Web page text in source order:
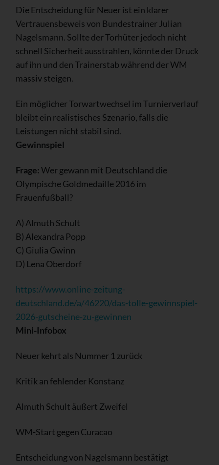
Die Entscheidung für Neuer ist ein klarer
Vertrauensbeweis von Bundestrainer Julian
Nagelsmann. Sollte der Torhüter jedoch nicht
schnell Sicherheit ausstrahlen, könnte der Druck
auf ihn und den Trainerstab während der WM
massiv steigen.
Ein möglicher Torwartwechsel im Turnierverlauf
bleibt ein realistisches Szenario, falls die
Leistungen nicht stabil sind.
Gewinnspiel
Frage:Wer gewann mit Deutschland die
Olympische Goldmedaille 2016 im
Frauenfußball?
A) Almuth Schult
B) Alexandra Popp
C) Giulia Gwinn
D) Lena Oberdorf
https://www.online-zeitung-
deutschland.de/a/46220/das-tolle-gewinnspiel-
2026-gutscheine-zu-gewinnen
Mini-Infobox
Neuer kehrt als Nummer 1 zurück
Kritik an fehlender Konstanz
Almuth Schult äußert Zweifel
WM-Start gegen Curacao
Entscheidung von Nagelsmann bestätigt